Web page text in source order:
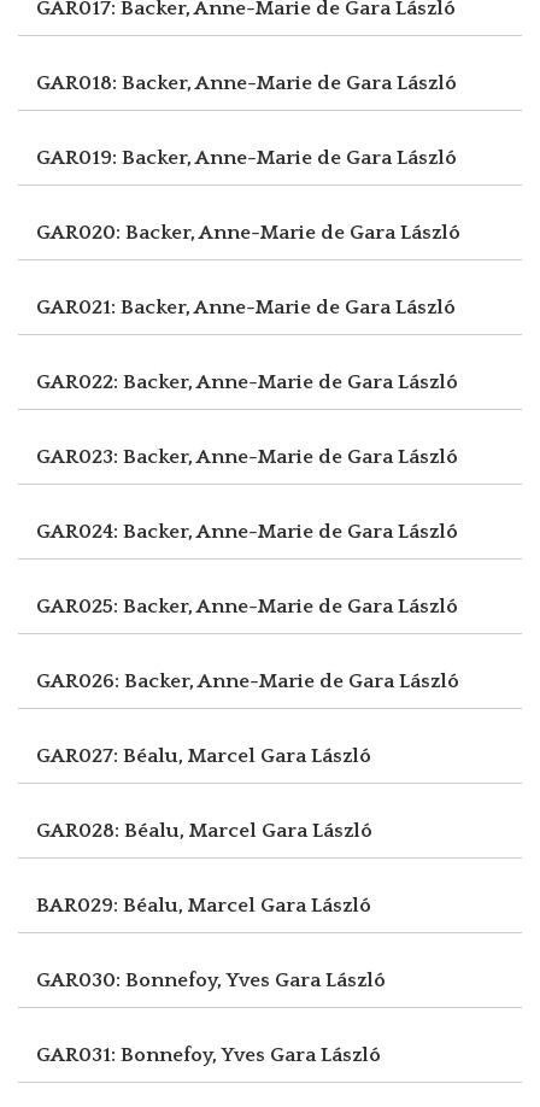
GAR017: Backer, Anne-Marie de Gara László
GAR018: Backer, Anne-Marie de Gara László
GAR019: Backer, Anne-Marie de Gara László
GAR020: Backer, Anne-Marie de Gara László
GAR021: Backer, Anne-Marie de Gara László
GAR022: Backer, Anne-Marie de Gara László
GAR023: Backer, Anne-Marie de Gara László
GAR024: Backer, Anne-Marie de Gara László
GAR025: Backer, Anne-Marie de Gara László
GAR026: Backer, Anne-Marie de Gara László
GAR027: Béalu, Marcel Gara László
GAR028: Béalu, Marcel Gara László
BAR029: Béalu, Marcel Gara László
GAR030: Bonnefoy, Yves Gara László
GAR031: Bonnefoy, Yves Gara László